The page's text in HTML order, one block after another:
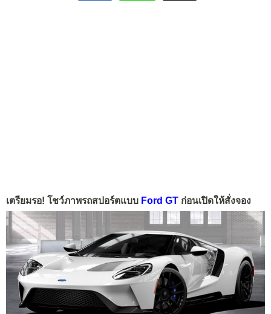
เตรียมรอ! โชว์ภาพรถสปอร์ตแบบ Ford GT ก่อนเปิดให้สั่งจอง